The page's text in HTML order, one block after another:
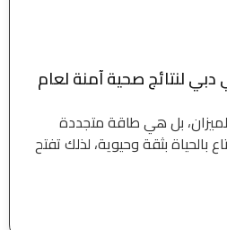
لنتائج صحية آمنة لعام
بل هي طاقة متجددة
بالحياة بثقة وحيوية، لذلك تفتح